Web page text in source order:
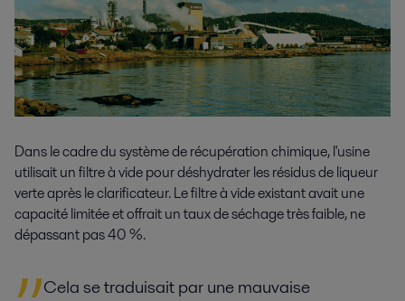
Dans le cadre du système de récupération chimique, l'usine
utilisait un filtre à vide pour déshydrater les résidus de liqueur
verte après le clarificateur. Le filtre à vide existant avait une
capacité limitée et offrait un taux de séchage très faible, ne
dépassant pas 40 %.
Cela se traduisait par une mauvaise